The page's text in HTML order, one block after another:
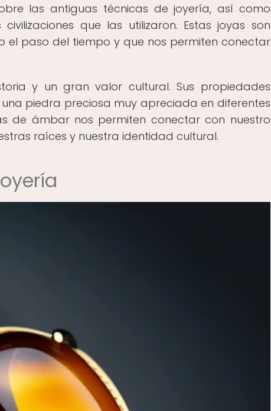
las antiguas técnicas de joyería, así como
que las utilizaron. Estas joyas son
el paso del tiempo y que nos permiten conectar
y un gran valor cultural. Sus propiedades
piedra preciosa muy apreciada en diferentes
de ámbar nos permiten conectar con nuestro
raíces y nuestra identidad cultural.